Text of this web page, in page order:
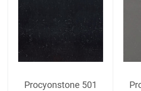
Procyonstone 501